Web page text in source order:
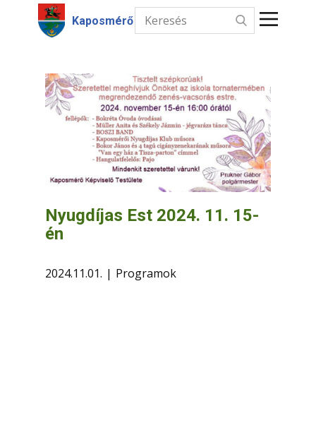
Kaposmérő
Hírek
Intézmények
Információk
Nyugdíjas Est 2024. 11. 15-
én
2024.11.01. Programok